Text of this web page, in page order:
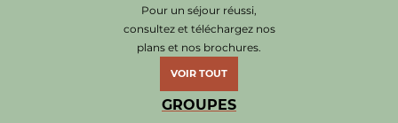
Pour un séjour réussi,
consultez et téléchargez nos
plans et nos brochures.
VOIR TOUT
GROUPES